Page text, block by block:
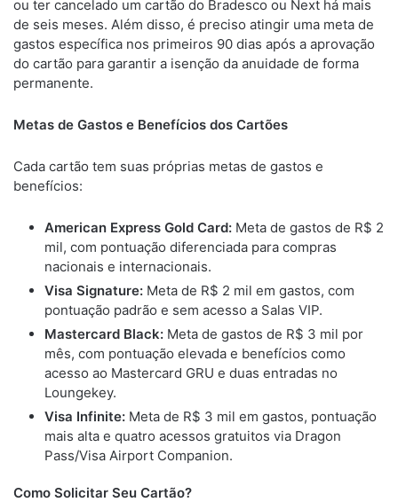
ou ter cancelado um cartão do Bradesco ou Next há mais
de seis meses. Além disso, é preciso atingir uma meta de
gastos específica nos primeiros 90 dias após a aprovação
do cartão para garantir a isenção da anuidade de forma
permanente.
Metas de Gastos e Benefícios dos Cartões
Cada cartão tem suas próprias metas de gastos e
benefícios:
American Express Gold Card: Meta de gastos de R$ 2
mil, com pontuação diferenciada para compras
nacionais e internacionais.
Visa Signature: Meta de R$ 2 mil em gastos, com
pontuação padrão e sem acesso a Salas VIP.
Mastercard Black: Meta de gastos de R$ 3 mil por
mês, com pontuação elevada e benefícios como
acesso ao Mastercard GRU e duas entradas no
Loungekey.
Visa Infinite: Meta de R$ 3 mil em gastos, pontuação
mais alta e quatro acessos gratuitos via Dragon
Pass/Visa Airport Companion.
Como Solicitar Seu Cartão?